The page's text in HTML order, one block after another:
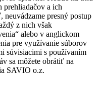
prehliadačov a ich
neuvádzame presný postup
z nich však
alebo v anglickom
pre využívanie súborov
súvisiacimi s používaním
sa môžete obrátiť na
SAVIO o.z.